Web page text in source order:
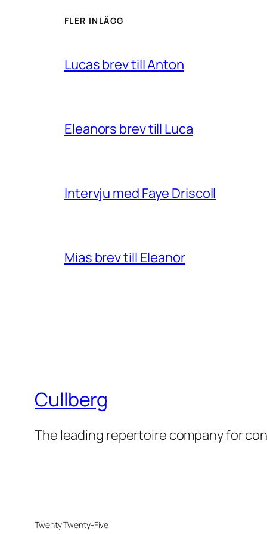
FLER INLÄGG
Lucas brev till Anton
Eleanors brev till Luca
Intervju med Faye Driscoll
Mias brev till Eleanor
Cullberg
The leading repertoire company for
Twenty Twenty-Five